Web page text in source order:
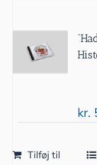
kr.
Tilføj til